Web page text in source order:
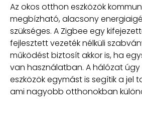
Az okos otthon eszközök
megbízható, alacsony
szükséges. A Zigbee egy
fejlesztett vezeték nélküli
működést biztosít akkor is, ha
van használatban. A hálózat
eszközök egymást is segítik a jel
ami nagyobb otthonokban